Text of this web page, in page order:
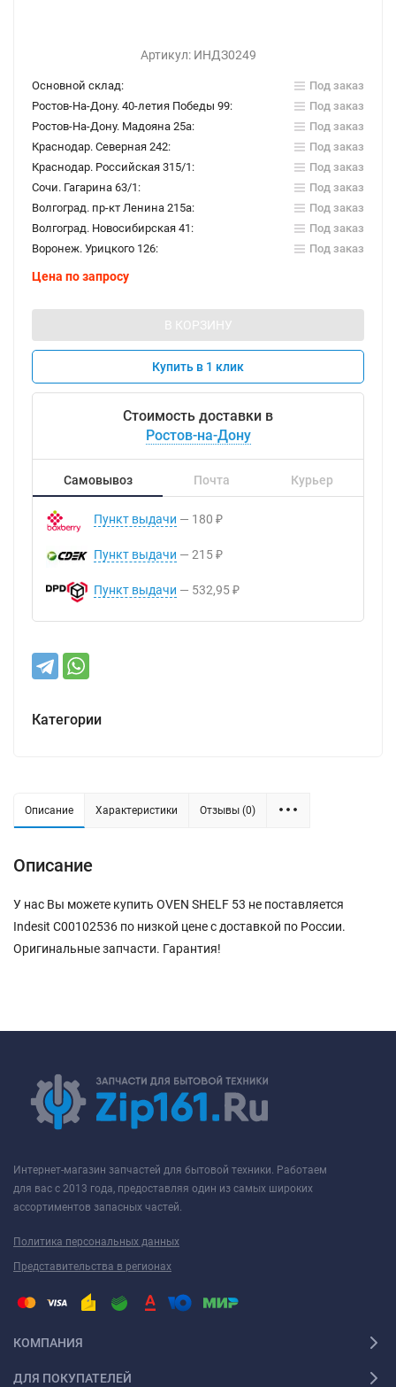
Артикул: ИНДЗ0249
Основной склад:
Под заказ
Ростов-На-Дону. 40-летия Победы 99:
Под заказ
Ростов-На-Дону. Мадояна 25а:
Под заказ
Краснодар. Северная 242:
Под заказ
Краснодар. Российская 315/1:
Под заказ
Сочи. Гагарина 63/1:
Под заказ
Волгоград. пр-кт Ленина 215а:
Под заказ
Волгоград. Новосибирская 41:
Под заказ
Воронеж. Урицкого 126:
Под заказ
Цена по запросу
В КОРЗИНУ
Купить в 1 клик
Стоимость доставки в
Ростов-на-Дону
Самовывоз Почта Курьер
Пункт выдачи 180 ₽
Пункт выдачи 215 ₽
Пункт выдачи 532,95 ₽
Категории
Описание Характеристики Отзывы (0)
Описание
У нас Вы можете купить OVEN SHELF 53 не поставляется
Indesit C00102536 по низкой цене с доставкой по России.
Оригинальные запчасти. Гарантия!
Интернет-магазин запчастей для бытовой техники. Работаем
для вас с 2013 года, предоставляя один из самых широких
ассортиментов запасных частей.
Политика персональных данных
Представительства в регионах
КОМПАНИЯ
ДЛЯ ПОКУПАТЕЛЕЙ